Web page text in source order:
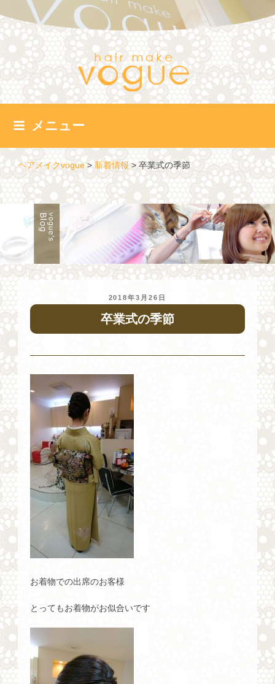
ン
テ
ツ
へ
ス
キ
メニュー
ヘアメイクvogue>新着情報>卒業式の季節
投
日:
2018年3月26日
卒業式の季節
お着物での出席のお客様
とってもお着物がお似合いです